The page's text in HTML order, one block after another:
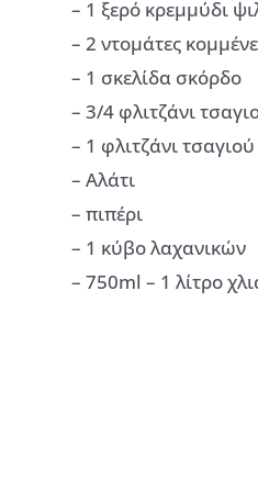
– 1 ξερό κρεμμύδι
– 2 ντομάτες
– 1 σκελίδα σκόρδο
– 3/4 φλιτζάνι
– 1 φλιτζάνι
– Αλάτι
– πιπέρι
– 1 κύβο λαχανικών
– 750ml – 1 λίτρο